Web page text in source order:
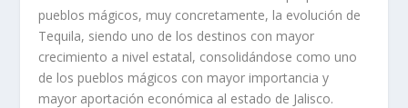
pueblos mágicos, muy concretamente, la evolución de
Tequila, siendo uno de los destinos con mayor
crecimiento a nivel estatal, consolidándose como uno
de los pueblos mágicos con mayor importancia y
mayor aportación económica al estado de Jalisco.